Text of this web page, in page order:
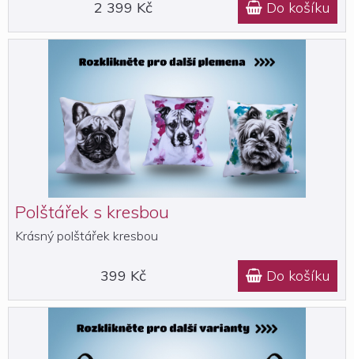
2 399 Kč  Do košíku
Polštářek s kresbou
Krásný polštářek kresbou
399 Kč  Do košíku